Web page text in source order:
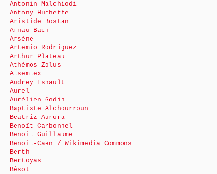
Antonin Malchiodi
Antony Huchette
Aristide Bostan
Arnau Bach
Arsène
Artemio Rodriguez
Arthur Plateau
Athémos Zolus
Atsemtex
Audrey Esnault
Aurel
Aurélien Godin
Baptiste Alchourroun
Beatriz Aurora
Benoît Carbonnel
Benoit Guillaume
Benoit-Caen / Wikimedia Commons
Berth
Bertoyas
Bésot